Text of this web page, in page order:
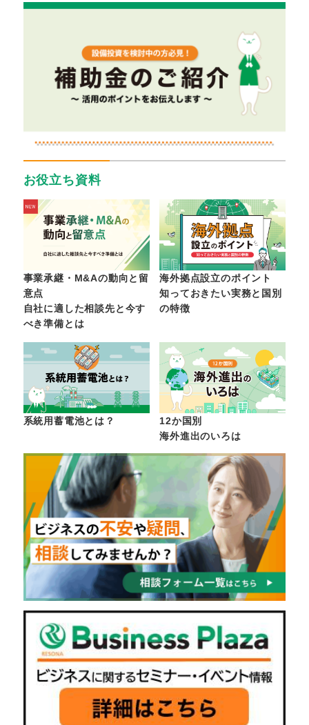
お役立ち資料
事業承継・M&Aの動向と留
意点
自社に適した相談先と今す
べき準備とは
海外拠点設立のポイント
知っておきたい実務と国別
の特徴
系統用蓄電池とは？
12か国別
海外進出のいろは